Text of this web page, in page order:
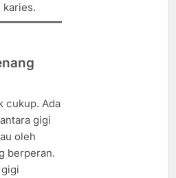
karies.
cukup. Ada
gigi
oleh
berperan.